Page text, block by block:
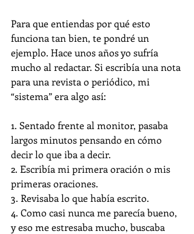
Para que entiendas por qué esto
funciona tan bien, te pondré un
ejemplo. Hace unos años yo sufría
mucho al redactar. Si escribía una nota
para una revista o periódico, mi
“sistema” era algo así:
1. Sentado frente al monitor, pasaba
largos minutos pensando en cómo
decir lo que iba a decir.
2. Escribía mi primera oración o mis
primeras oraciones.
3. Revisaba lo que había escrito.
4. Como casi nunca me parecía bueno,
y eso me estresaba mucho, buscaba